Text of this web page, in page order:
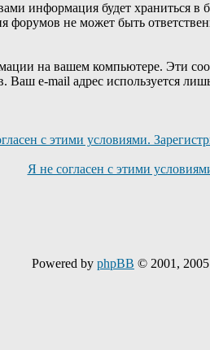
информация будет храниться
не может быть
на вашем компьютере. Эти
e-mail адрес используется
с этими условиями.
Я не согласен с этими
Powered by phpBB © 2001, 2005